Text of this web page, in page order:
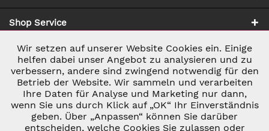
Shop Service
Zahlung & Versand
Notwendig Aktiv
Marketing Inaktiv
Tracking Inaktiv
Wir setzen auf unserer Website Cookies ein. Einige
helfen dabei unser Angebot zu analysieren und zu
verbessern, andere sind zwingend notwendig für den
Betrieb der Website. Wir sammeln und verarbeiten
Ihre Daten für Analyse und Marketing nur dann,
wenn Sie uns durch Klick auf „OK“ Ihr Einverständnis
geben. Über „Anpassen“ können Sie darüber
entscheiden, welche Cookies Sie zulassen oder